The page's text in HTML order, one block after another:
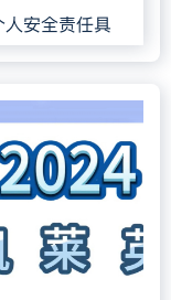
安全责任具
征集基层员
签字不是走
幸都是事故的
暖流。
看精选安全